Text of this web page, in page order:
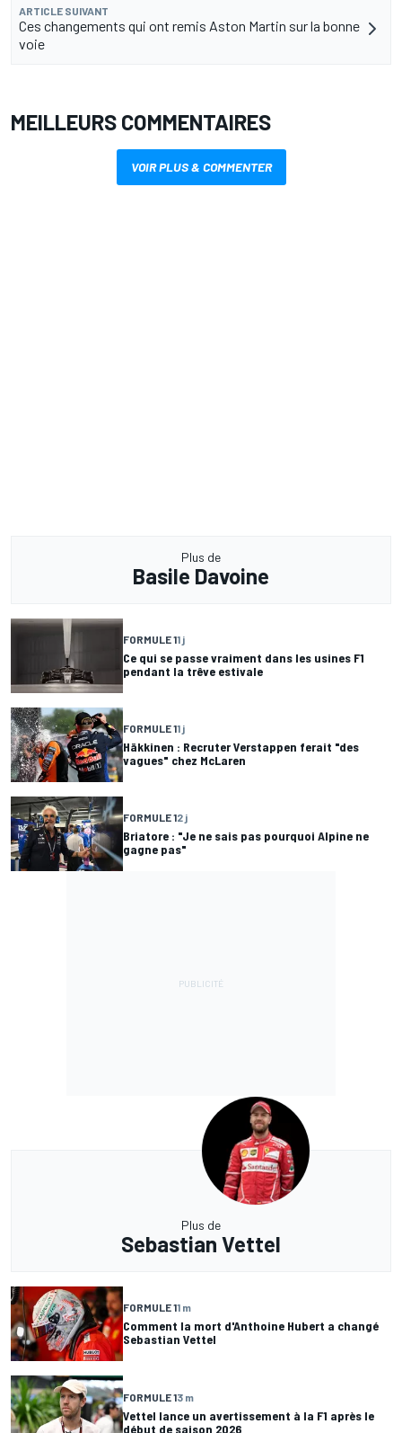
ARTICLE SUIVANT
Ces changements qui ont remis Aston Martin sur la bonne
voie
MEILLEURS COMMENTAIRES
VOIR PLUS & COMMENTER
Plus de
Basile Davoine
FORMULE 11 j
Ce qui se passe vraiment dans les usines F1
pendant la trêve estivale
FORMULE 11 j
Häkkinen : Recruter Verstappen ferait "des
vagues" chez McLaren
FORMULE 12 j
Briatore : "Je ne sais pas pourquoi Alpine ne
gagne pas"
Plus de
Sebastian Vettel
FORMULE 11 m
Comment la mort d'Anthoine Hubert a changé
Sebastian Vettel
FORMULE 13 m
Vettel lance un avertissement à la F1 après le
début de saison 2026